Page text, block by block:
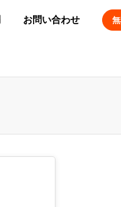
お問い合わせ